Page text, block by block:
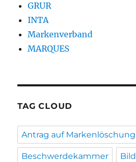
GRUR
INTA
Markenverband
MARQUES
TAG CLOUD
Antrag auf Markenlöschung
Beschwerdekammer